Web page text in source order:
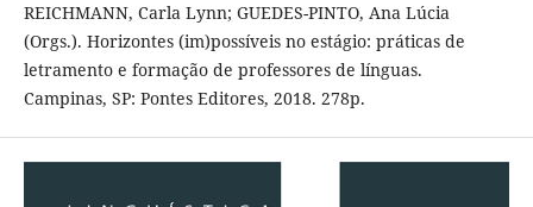
REICHMANN, Carla Lynn; GUEDES-PINTO, Ana Lúcia
(Orgs.). Horizontes (im)possíveis no estágio: práticas de
letramento e formação de professores de línguas.
Campinas, SP: Pontes Editores, 2018. 278p.